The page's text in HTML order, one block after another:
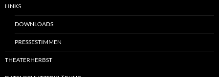
LINKS
DOWNLOADS
PRESSESTIMMEN
THEATERHERBST